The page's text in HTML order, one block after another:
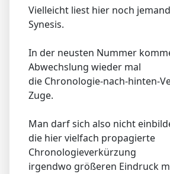
Vielleicht liest hier noch
Synesis.
In der neusten Nummer
Abwechslung wieder mal
die Chronologie-nach-hinten-
Zuge.
Man darf sich also nicht
die hier vielfach propagierte
Chronologieverkürzung
irgendwo größeren Eindruck